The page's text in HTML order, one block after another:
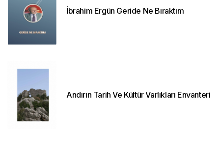
İbrahim Ergün Geride Ne Bıraktım
Andırın Tarih Ve Kültür Varlıkları Envanteri